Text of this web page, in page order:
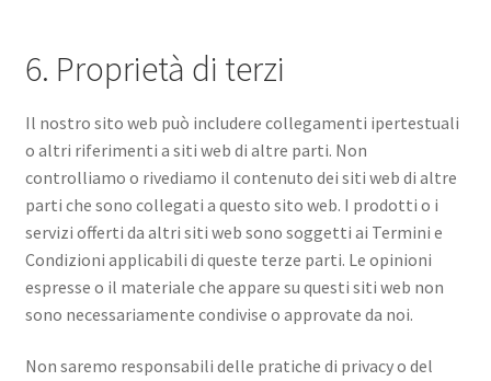
6. Proprietà di terzi
Il nostro sito web può includere collegamenti ipertestuali
o altri riferimenti a siti web di altre parti. Non
controlliamo o rivediamo il contenuto dei siti web di altre
parti che sono collegati a questo sito web. I prodotti o i
servizi offerti da altri siti web sono soggetti ai Termini e
Condizioni applicabili di queste terze parti. Le opinioni
espresse o il materiale che appare su questi siti web non
sono necessariamente condivise o approvate da noi.
Non saremo responsabili delle pratiche di privacy o del